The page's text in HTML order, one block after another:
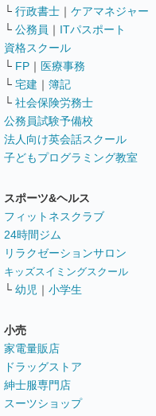
└ 行政書士 ｜ ケアマネジャー
└ 公務員 ｜ ITパスポート
資格スクール
└ FP ｜ 医療事務
└ 宅建 ｜ 簿記
└ 社会保険労務士
公務員試験予備校
法人向け英会話スクール
子どもプログラミング教室
スポーツ&ヘルス
フィットネスクラブ
24時間ジム
リラクゼーションサロン
キッズスイミングスクール
└ 幼児 ｜ 小学生
小売
家電量販店
ドラッグストア
紳士服専門店
スーツショップ